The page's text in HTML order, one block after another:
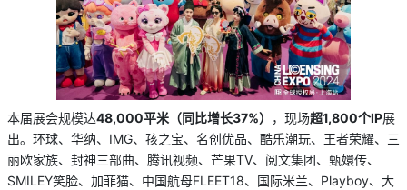
本届展会规模达48,000平米（同比增长37%） ，现场超1,800个IP展
出。环球、华纳、IMG、孩之宝、名创优品、酷乐潮玩、王者荣耀、三
丽欧家族、封神三部曲、腾讯视频、芒果TV、阅文集团、甄嬛传、
SMILEY笑脸、加菲猫、中国航母FLEET18、国际米兰、Playboy、大